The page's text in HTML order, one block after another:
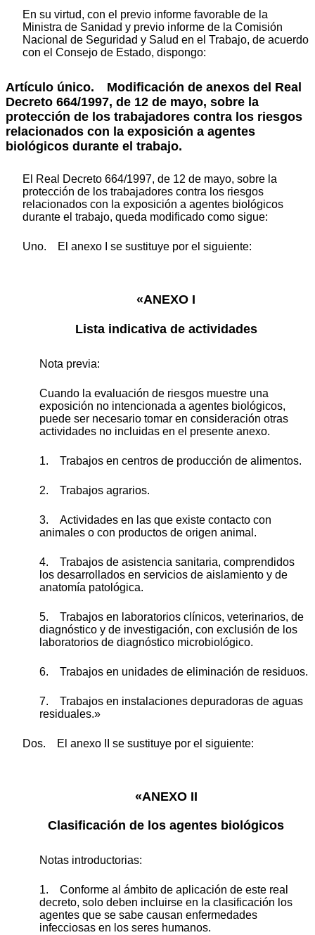
En su virtud, con el previo informe favorable de la
Ministra de Sanidad y previo informe de la Comisión
Nacional de Seguridad y Salud en el Trabajo, de acuerdo
con el Consejo de Estado, dispongo:
Artículo único. Modificación de anexos del Real
Decreto 664/1997, de 12 de mayo, sobre la
protección de los trabajadores contra los riesgos
relacionados con la exposición a agentes
biológicos durante el trabajo.
El Real Decreto 664/1997, de 12 de mayo, sobre la
protección de los trabajadores contra los riesgos
relacionados con la exposición a agentes biológicos
durante el trabajo, queda modificado como sigue:
Uno. El anexo I se sustituye por el siguiente:
«ANEXO I
Lista indicativa de actividades
Nota previa:
Cuando la evaluación de riesgos muestre una
exposición no intencionada a agentes biológicos,
puede ser necesario tomar en consideración otras
actividades no incluidas en el presente anexo.
1. Trabajos en centros de producción de alimentos.
2. Trabajos agrarios.
3. Actividades en las que existe contacto con
animales o con productos de origen animal.
4. Trabajos de asistencia sanitaria, comprendidos
los desarrollados en servicios de aislamiento y de
anatomía patológica.
5. Trabajos en laboratorios clínicos, veterinarios, de
diagnóstico y de investigación, con exclusión de los
laboratorios de diagnóstico microbiológico.
6. Trabajos en unidades de eliminación de residuos.
7. Trabajos en instalaciones depuradoras de aguas
residuales.»
Dos. El anexo II se sustituye por el siguiente:
«ANEXO II
Clasificación de los agentes biológicos
Notas introductorias:
1. Conforme al ámbito de aplicación de este real
decreto, solo deben incluirse en la clasificación los
agentes que se sabe causan enfermedades
infecciosas en los seres humanos.